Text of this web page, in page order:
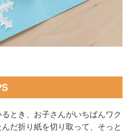
とき、お子さんがいちばんワク
だ折り紙を切り取って、そっと